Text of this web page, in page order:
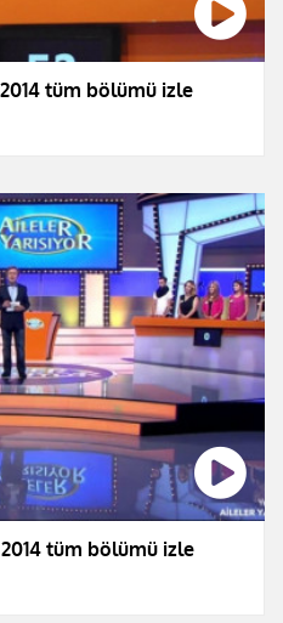
tüm bölümü izle
tüm bölümü izle